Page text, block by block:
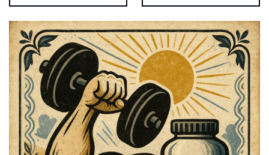
Vagy fedezze fel a következő
témákat
Üzlet Pénz Zöld Legyél jobb!